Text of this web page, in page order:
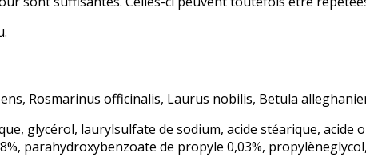
Rosmarinus officinalis, Laurus nobilis, Betula
glycérol, laurylsulfate de sodium, acide stéarique, acide
parahydroxybenzoate de propyle 0,03%, propylèneglycol,